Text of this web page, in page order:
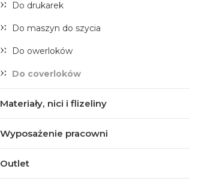
Do drukarek
Do maszyn do szycia
Do owerloków
Do coverloków
Materiały, nici i flizeliny
Wyposażenie pracowni
Outlet